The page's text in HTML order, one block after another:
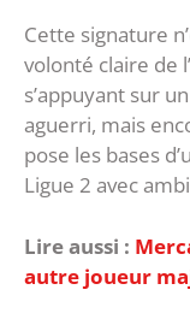
Cette signature
volonté claire de
s’appuyant sur
aguerri, mais
pose les bases
Ligue 2 avec
Lire aussi :
autre joueur